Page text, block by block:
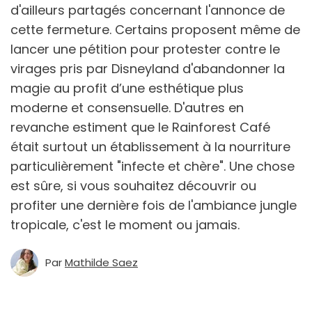
d'ailleurs partagés concernant l'annonce de
cette fermeture. Certains proposent même de
lancer une pétition pour protester contre le
virages pris par Disneyland d'abandonner la
magie au profit d’une esthétique plus
moderne et consensuelle. D'autres en
revanche estiment que le Rainforest Café
était surtout un établissement à la nourriture
particulièrement "infecte et chère". Une chose
est sûre, si vous souhaitez découvrir ou
profiter une dernière fois de l'ambiance jungle
tropicale, c'est le moment ou jamais.
ParMathilde Saez